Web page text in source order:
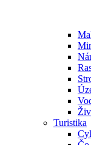
Turistika